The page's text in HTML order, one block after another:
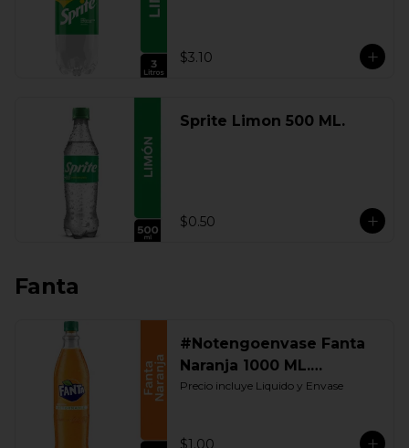
$3.10
Sprite Limon 500 ML.
$0.50
Fanta
#Notengoenvase Fanta
Naranja 1000 ML.
Retornable
Precio incluye Liquido y Envase
$1.00